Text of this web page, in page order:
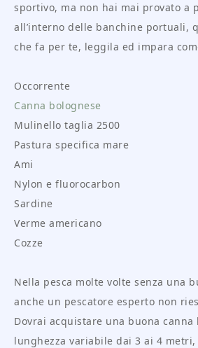
sportivo, ma non hai mai provato a
all’interno delle banchine portuali,
che fa per te, leggila ed impara
Occorrente
Canna bolognese
Mulinello taglia 2500
Pastura specifica mare
Ami
Nylon e fluorocarbon
Sardine
Verme americano
Cozze
Nella pesca molte volte senza una
anche un pescatore esperto non
Dovrai acquistare una buona canna
lunghezza variabile dai 3 ai 4